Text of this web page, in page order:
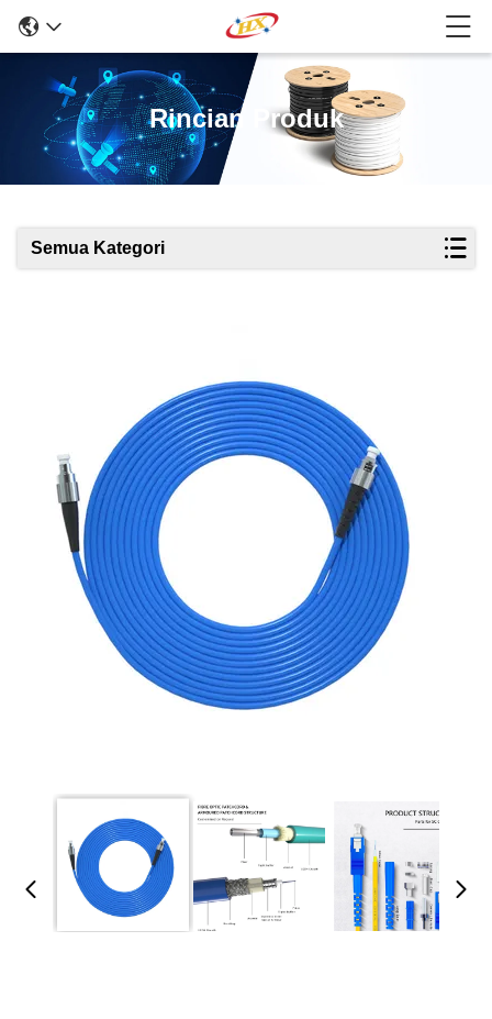
Rincian Produk
Semua Kategori